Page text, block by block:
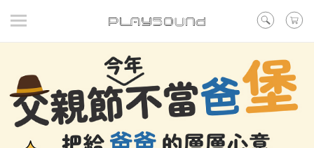
登入
/ 聯絡我們
▼在線活動
▼好評預購
▼新品
▼出清